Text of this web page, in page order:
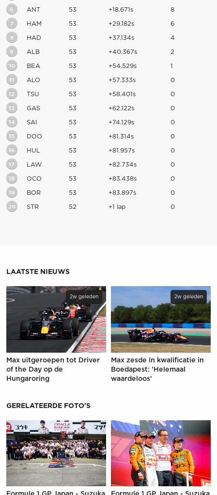
6 ANT 53 +18.671s 8
7 HAM 53 +29.182s 6
8 HAD 53 +37.134s 4
9 ALB 53 +40.367s 2
10 BEA 53 +54.529s 1
11 ALO 53 +57.333s 0
12 TSU 53 +58.401s 0
13 GAS 53 +62.122s 0
14 SAI 53 +74.129s 0
15 DOO 53 +81.314s 0
16 HUL 53 +81.957s 0
17 LAW 53 +82.734s 0
18 OCO 53 +83.438s 0
19 BOR 53 +83.897s 0
20 STR 52 +1 lap 0
LAATSTE NIEUWS
2w geleden
Max uitgeroepen tot Driver
of the Day op de
Hungaroring
2w geleden
Max zesde in kwalificatie in
Boedapest: 'Helemaal
waardeloos'
GERELATEERDE FOTO'S